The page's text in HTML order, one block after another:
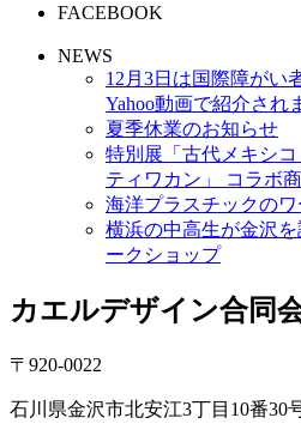
FACEBOOK
NEWS
12月3日は国際障がい
Yahoo動画で紹介され
夏季休業のお知らせ
特別展「古代メキシ
ティワカン」 コラボ
海洋プラスチックの
横浜の中高生が金沢
ークショップ
カエルデザイン合同
〒920-0022
石川県金沢市北安江3丁目10番30